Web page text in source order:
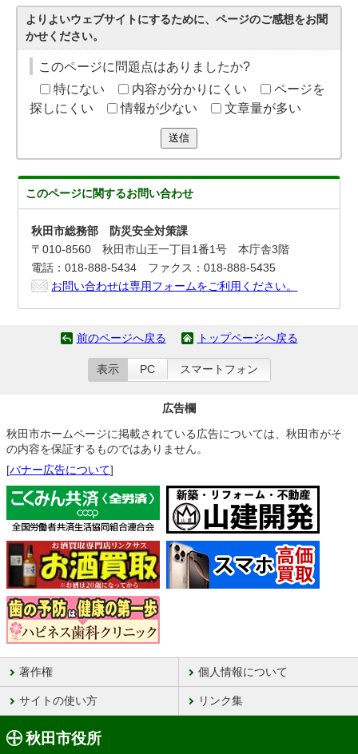
よりよいウェブサイトにするために、ページのご感想をお聞
かせください。
このページに問題点はありましたか?
特にない
内容が分かりにくい
ページを
探しにくい
情報が少ない 文章量が多い
送信
このページに関するお問い合わせ
秋田市総務部 防災安全対策課
〒010-8560 秋田市山王一丁目1番1号 本庁舎3階
電話：018-888-5434 ファクス：018-888-5435
お問い合わせは専用フォームをご利用ください。
前のページへ戻る トップページへ戻る
表示 PC スマートフォン
広告欄
秋田市ホームページに掲載されている広告については、秋田市がそ
の内容を保証するものではありません。
[バナー広告について]
著作権 個人情報について
サイトの使い方 リンク集
秋田市役所